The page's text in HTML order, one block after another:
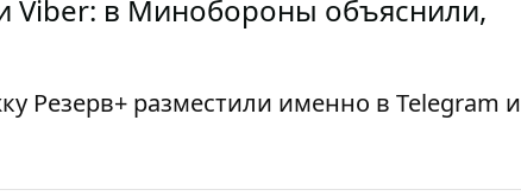
Viber: в Минобороны объяснили,
Резерв+ разместили именно в Telegram и